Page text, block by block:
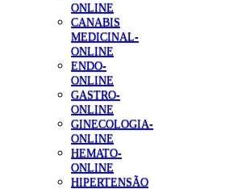
ONLINE
CANABIS
MEDICINAL-
ONLINE
ENDO-
ONLINE
GASTRO-
ONLINE
GINECOLOGIA-
ONLINE
HEMATO-
ONLINE
HIPERTENSÃO